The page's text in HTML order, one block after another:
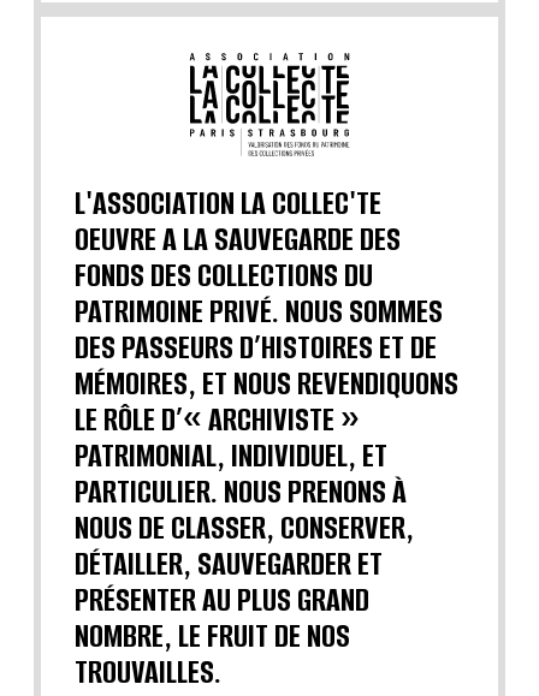
L'ASSOCIATION LA COLLEC'TE
OEUVRE A LA SAUVEGARDE DES
FONDS DES COLLECTIONS DU
PATRIMOINE PRIVÉ. NOUS SOMMES
DES PASSEURS D’HISTOIRES ET DE
MÉMOIRES, ET NOUS REVENDIQUONS
LE RÔLE D’« ARCHIVISTE »
PATRIMONIAL, INDIVIDUEL, ET
PARTICULIER. NOUS PRENONS À
NOUS DE CLASSER, CONSERVER,
DÉTAILLER, SAUVEGARDER ET
PRÉSENTER AU PLUS GRAND
NOMBRE, LE FRUIT DE NOS
TROUVAILLES.